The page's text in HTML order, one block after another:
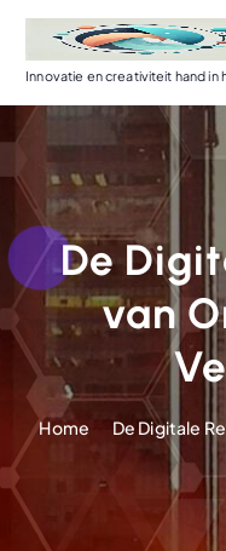
d
n
Innovatie en creativiteit hand in
De
van
Home De Digitale